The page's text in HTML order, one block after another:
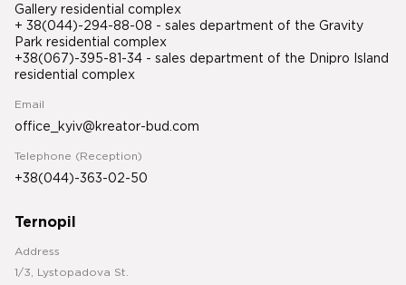
Gallery residential complex
+ 38(044)-294-88-08 - sales department of the Gravity
Park residential complex
+38(067)-395-81-34 - sales department of the Dnipro Island
residential complex
Email
office_kyiv@kreator-bud.com
Telephone (Reception)
+38(044)-363-02-50
Ternopil
Address
1/3, Lystopadova St.